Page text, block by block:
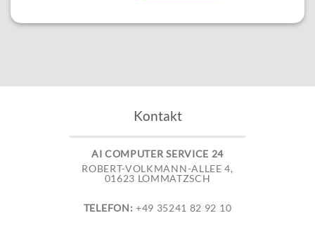
Kontakt
AI COMPUTER SERVICE 24
ROBERT-VOLKMANN-ALLEE 4,
01623 LOMMATZSCH
TELEFON: +49 35241 82 92 10